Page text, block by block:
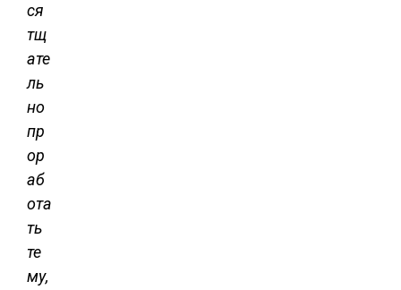
ся
тщ
ате
ль
но
пр
ор
аб
ота
ть
те
му,